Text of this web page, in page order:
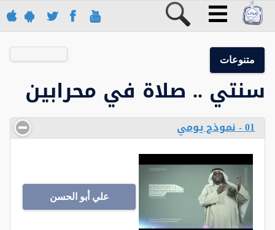
متنوعات
سنتي .. صلاة في محرابين
01 - نموذج يومي
علي أبو الحسن